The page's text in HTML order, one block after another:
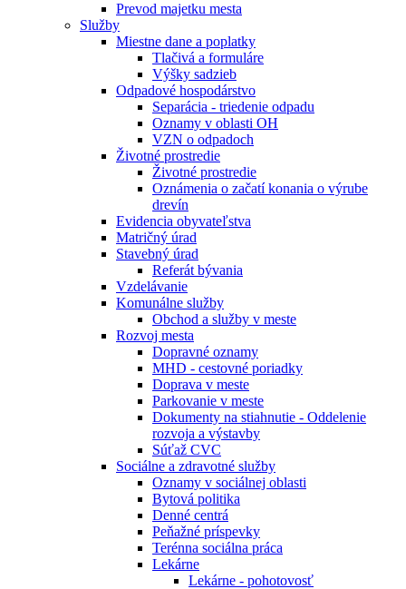
Prevod majetku mesta
Služby
Miestne dane a poplatky
Tlačivá a formuláre
Výšky sadzieb
Odpadové hospodárstvo
Separácia - triedenie odpadu
Oznamy v oblasti OH
VZN o odpadoch
Životné prostredie
Životné prostredie
Oznámenia o začatí konania o výrube
drevín
Evidencia obyvateľstva
Matričný úrad
Stavebný úrad
Referát bývania
Vzdelávanie
Komunálne služby
Obchod a služby v meste
Rozvoj mesta
Dopravné oznamy
MHD - cestovné poriadky
Doprava v meste
Parkovanie v meste
Dokumenty na stiahnutie - Oddelenie
rozvoja a výstavby
Súťaž CVC
Sociálne a zdravotné služby
Oznamy v sociálnej oblasti
Bytová politika
Denné centrá
Peňažné príspevky
Terénna sociálna práca
Lekárne
Lekárne - pohotovosť